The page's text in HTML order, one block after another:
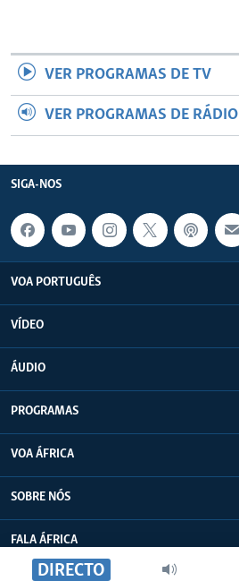
DIRECTO
VER PROGRAMAS DE TV
VER PROGRAMAS DE RÁDIO
SIGA-NOS
VOA PORTUGUÊS
VÍDEO
ÁUDIO
PROGRAMAS
VOA ÁFRICA
SOBRE NÓS
FALA ÁFRICA